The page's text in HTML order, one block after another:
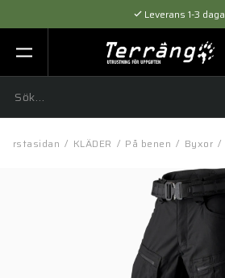
Leverans 1-3
Flexibel betalning med
Expertråd &
Förstasidan / KLÄDER / På benen / Byxor /